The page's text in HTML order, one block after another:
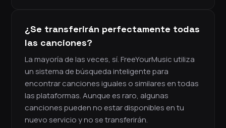
¿Se transferirán perfectamente todas
las canciones?
La mayoría de las veces, sí. FreeYourMusic utiliza
un sistema de búsqueda inteligente para
encontrar canciones iguales o similares en todas
las plataformas. Aunque es raro, algunas
canciones pueden no estar disponibles en tu
nuevo servicio y no se transferirán.